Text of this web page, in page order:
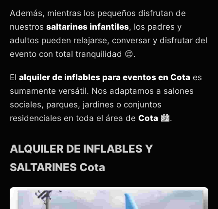
Además, mientras los pequeños disfrutan de
nuestros saltarines infantiles, los padres y
adultos pueden relajarse, conversar y disfrutar del
evento con total tranquilidad 😌.
El alquiler de inflables para eventos en Cota es
sumamente versátil. Nos adaptamos a salones
sociales, parques, jardines o conjuntos
residenciales en toda el área de Cota 🏙️.
ALQUILER DE INFLABLES Y
SALTARINES Cota